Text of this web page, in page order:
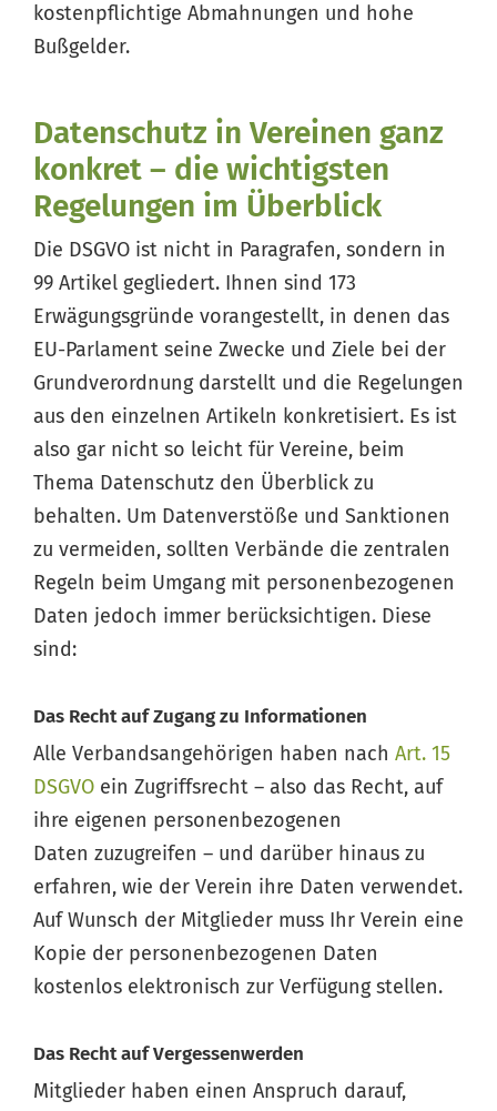
kostenpflichtige Abmahnungen und hohe
Bußgelder.
Datenschutz in Vereinen ganz
konkret – die wichtigsten
Regelungen im Überblick
Die DSGVO ist nicht in Paragrafen, sondern in
99 Artikel gegliedert. Ihnen sind 173
Erwägungsgründe vorangestellt, in denen das
EU-Parlament seine Zwecke und Ziele bei der
Grundverordnung darstellt und die Regelungen
aus den einzelnen Artikeln konkretisiert. Es ist
also gar nicht so leicht für Vereine, beim
Thema Datenschutz den Überblick zu
behalten. Um Datenverstöße und Sanktionen
zu vermeiden, sollten Verbände die zentralen
Regeln beim Umgang mit personenbezogenen
Daten jedoch immer berücksichtigen. Diese
sind:
Das Recht auf Zugang zu Informationen
Alle Verbandsangehörigen haben nach Art. 15
DSGVO ein Zugriffsrecht – also das Recht, auf
ihre eigenen personenbezogenen
Daten zuzugreifen – und darüber hinaus zu
erfahren, wie der Verein ihre Daten verwendet.
Auf Wunsch der Mitglieder muss Ihr Verein eine
Kopie der personenbezogenen Daten
kostenlos elektronisch zur Verfügung stellen.
Das Recht auf Vergessenwerden
Mitglieder haben einen Anspruch darauf,